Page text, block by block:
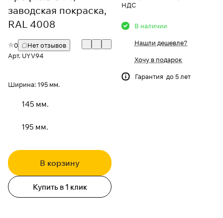
заводская покраска,
RAL 4008
0
Нет отзывов
Арт. UYV94
Ширина: 195 мм.
145 мм.
195 мм.
В корзину
Купить в 1 клик
НДС
В наличии
Нашли дешевле?
Хочу в подарок
Гарантия до 5 лет